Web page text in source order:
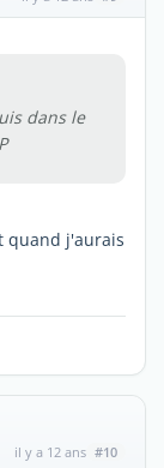
dans le
quand j'aurais
il y a 12 ans #10